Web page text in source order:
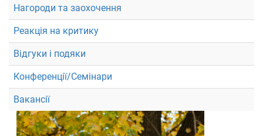
Нагороди та заохочення
Реакція на критику
Відгуки і подяки
Конференції/Семінари
Вакансії